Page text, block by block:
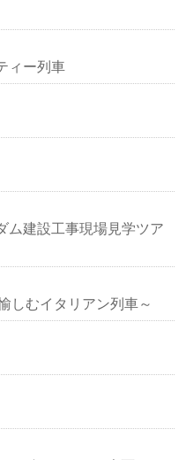
ィー列車
ム建設工事現場見学ツア
しむイタリアン列車～